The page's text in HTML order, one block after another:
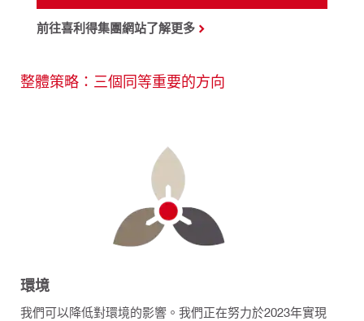
前往喜利得集團網站了解更多
整體策略：三個同等重要的方向
環境
我們可以降低對環境的影響。我們正在努力於2023年實現